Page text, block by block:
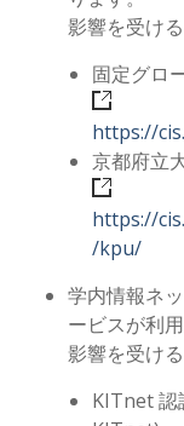
影響を受け
固定グロ
https://
京都府立
https://
/kpu/
学内情報ネ
ービスが利
影響を受け
KITnet 認